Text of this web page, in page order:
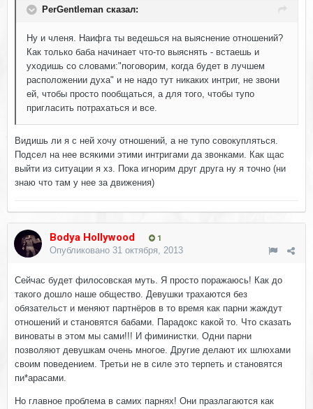
PerGentleman сказал:
Ну и членя. Наифга ты ведешься на выяснение отношений?
Как только баба начинает что-то выяснять - встаешь и
уходишь со словами:"поговорим, когда будет в лучшем
расположении духа" и не надо тут никаких интриг, не звони
ей, чтобы просто пообщаться, а для того, чтобы тупо
пригласить потрахаться и все.
Видишь ли я с ней хочу отношений, а не тупо совокупляться.
Подсел на нее всякими этими интригами да звонками. Как щас
выйти из ситуации я хз. Пока игнорим друг друга ну я точно (ни
знаю что там у нее за движения)
Bodya Hollywood 1
Опубликовано 31 октября, 2013
Сейчас будет филосовская муть. Я просто поражаюсь! Как до
такого дошло наше общество. Девушки трахаются без
обязательст и меняют партнёров в то время как парни жаждут
отношений и становятся бабами. Парадокс какой то. Что сказать
виноваты в этом мы сами!!! И фиминистки. Одни парни
позволяют девушкам очень многое. Другие делают их шлюхами
своим поведением. Третьи не в силе это терпеть и становятся
пи*арасами.
Но главное проблема в самих парнях! Они празлагаются как